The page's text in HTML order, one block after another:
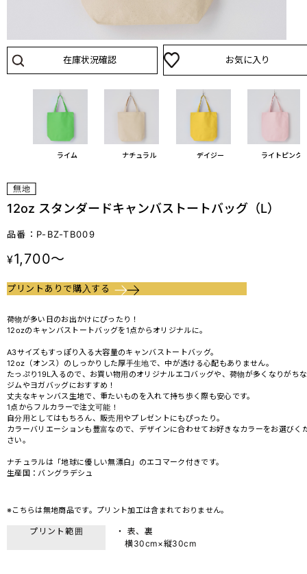
在庫状況確認 お気に入り
ライム ナチュラル デイジー ライトピンク
12oz スタンダードキャンバストートバッグ（L）
品番：P-BZ-TB009
¥1,700～
プリントありで購入する
荷物が多い日のお出かけにぴったり！
12ozのキャンバストートバッグを1点からオリジナルに。
A3サイズもすっぽり入る大容量のキャンバストートバッグ。
12oz（オンス）のしっかりした厚手生地で、中が透ける心配もありません。
たっぷり19L入るので、お買い物用のオリジナルエコバッグや、荷物が多くなりがちな
ジムやヨガバッグにおすすめ！
丈夫なキャンバス生地で、重たいものを入れて持ち歩く際も安心です。
1点からフルカラーで注文可能！
自分用としてはもちろん、販売用やプレゼントにもぴったり。
カラーバリエーションも豊富なので、デザインに合わせてお好きなカラーをお選びく
さい。
ナチュラルは「地球に優しい無漂白」のエコマーク付きです。
生産国：バングラデシュ
※こちらは無地商品です。プリント加工は含まれておりません。
プリント範囲
・ 表、裏
横30cm×縦30cm